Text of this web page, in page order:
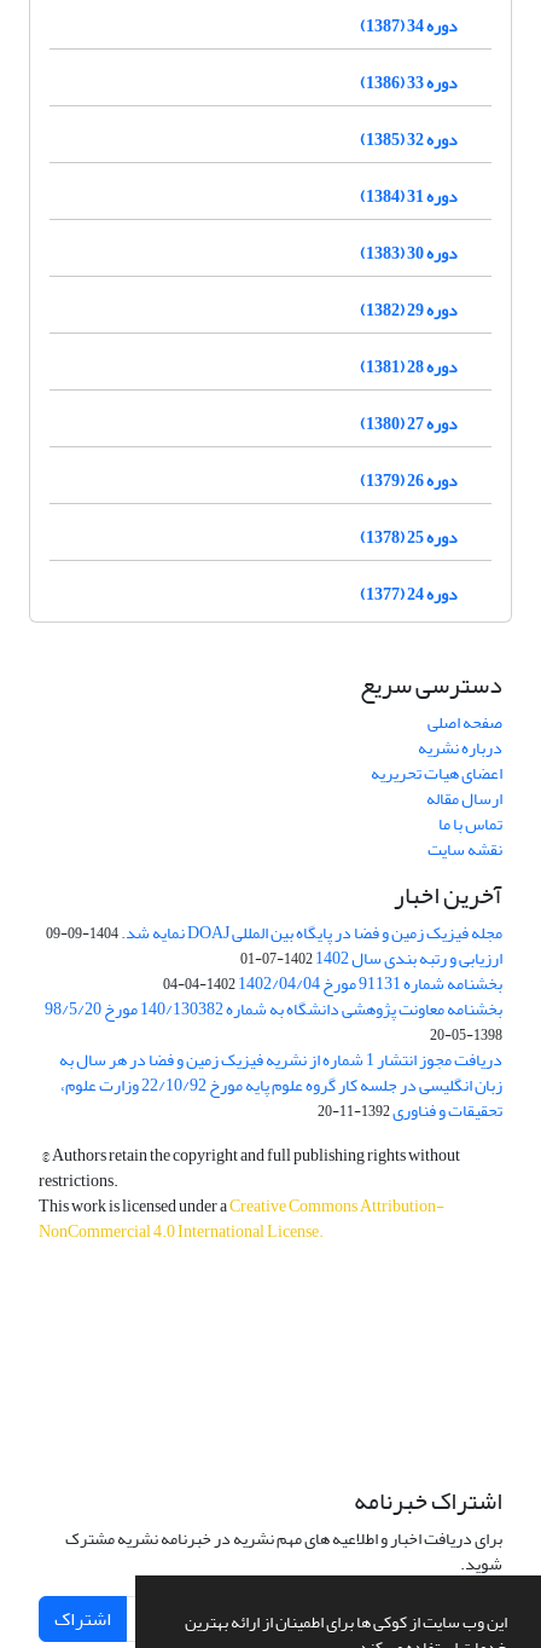
این وب سایت از کوکی ها برای اطمینان از ارائه بهترین
دوره 34 (1387)
دوره 33 (1386)
دوره 32 (1385)
دوره 31 (1384)
دوره 30 (1383)
دوره 29 (1382)
دوره 28 (1381)
دوره 27 (1380)
دوره 26 (1379)
دوره 25 (1378)
دوره 24 (1377)
دسترسی سریع
صفحه اصلی
درباره نشریه
اعضای هیات تحریریه
ارسال مقاله
تماس با ما
نقشه سایت
آخرین اخبار
مجله فیزیک زمین و فضا در پایگاه بین المللی DOAJ نمایه شد. 1404-09-09
ارزیابی و رتبه بندی سال 1402 1402-07-01
بخشنامه شماره 91131 مورخ 1402/04/04 1402-04-04
بخشنامه معاونت پژوهشی دانشگاه به شماره 140/130382 مورخ 98/5/20
1398-05-20
دریافت مجوز انتشار 1 شماره از نشریه فیزیک زمین و فضا در هر سال به
زبان انگلیسی در جلسه کار گروه علوم پایه مورخ 22/10/92 وزارت علوم،
تحقیقات و فناوری1392-11-20
© Authors retain the copyright and full publishing rights without
restrictions.
This work is licensed under aCreative Commons Attribution-
NonCommercial 4.0 International License.
اشتراک خبرنامه
برای دریافت اخبار و اطلاعیه های مهم نشریه در خبرنامه نشریه مشترک
شوید.
اشتراک